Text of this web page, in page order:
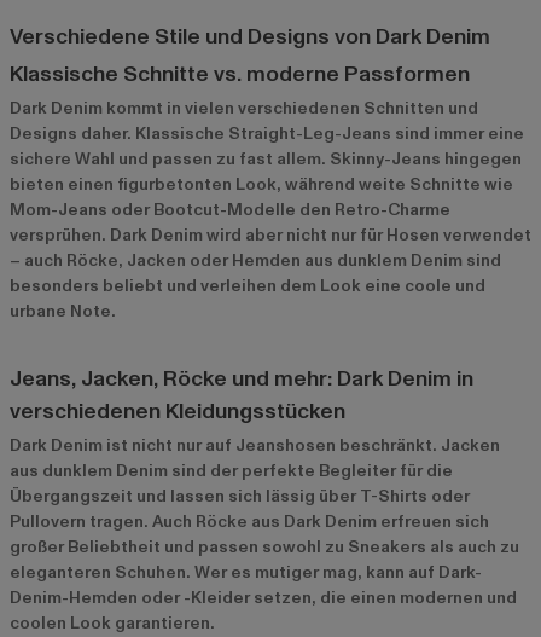
Verschiedene Stile und Designs von Dark Denim
Klassische Schnitte vs. moderne Passformen
Dark Denim kommt in vielen verschiedenen Schnitten und
Designs daher. Klassische Straight-Leg-Jeans sind immer eine
sichere Wahl und passen zu fast allem. Skinny-Jeans hingegen
bieten einen figurbetonten Look, während weite Schnitte wie
Mom-Jeans oder Bootcut-Modelle den Retro-Charme
versprühen. Dark Denim wird aber nicht nur für Hosen verwendet
– auch Röcke, Jacken oder Hemden aus dunklem Denim sind
besonders beliebt und verleihen dem Look eine coole und
urbane Note.
Jeans, Jacken, Röcke und mehr: Dark Denim in
verschiedenen Kleidungsstücken
Dark Denim ist nicht nur auf Jeanshosen beschränkt. Jacken
aus dunklem Denim sind der perfekte Begleiter für die
Übergangszeit und lassen sich lässig über T-Shirts oder
Pullovern tragen. Auch Röcke aus Dark Denim erfreuen sich
großer Beliebtheit und passen sowohl zu Sneakers als auch zu
eleganteren Schuhen. Wer es mutiger mag, kann auf Dark-
Denim-Hemden oder -Kleider setzen, die einen modernen und
coolen Look garantieren.